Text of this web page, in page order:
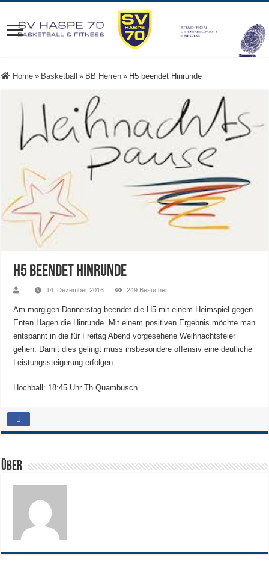
Home » Basketball » BB Herren » H5 beendet Hinrunde
H5 beendet Hinrunde
14. Dezember 2016 249 Besucher
Am morgigen Donnerstag beendet die H5 mit einem Heimspiel gegen
Enten Hagen die Hinrunde. Mit einem positiven Ergebnis möchte man
entspannt in die für Freitag Abend vorgesehene Weihnachtsfeier
gehen. Damit dies gelingt muss insbesondere offensiv eine deutliche
Leistungssteigerung erfolgen.
Hochball: 18:45 Uhr Th Quambusch
Über